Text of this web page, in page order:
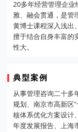
20多年经营管理企业
雅、融会贯通，是管
黄博士课程深入浅出
擅于结合自身丰富的
性大。
典型案例
从事管理咨询二十多
规划、南京市高新区
核体系优化方案设计
年度发展报告、上海